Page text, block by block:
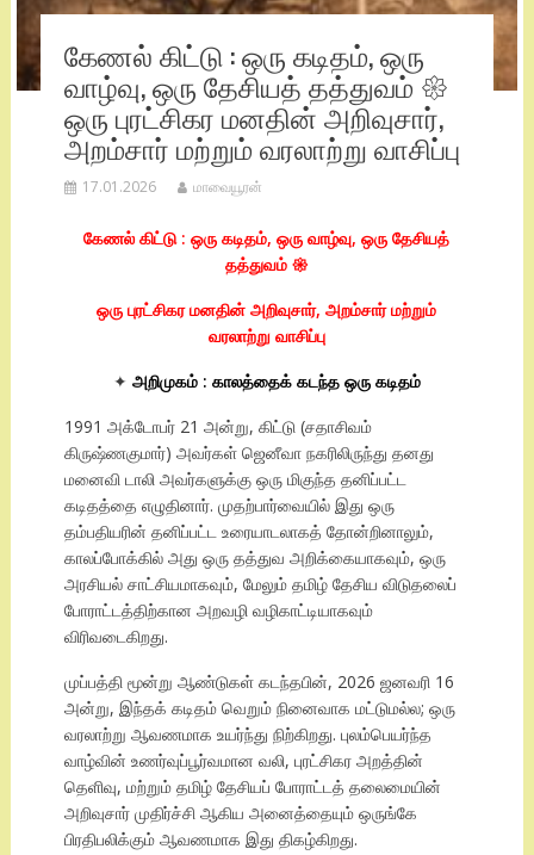
கேணல் கிட்டு : ஒரு கடிதம், ஒரு
வாழ்வு, ஒரு தேசியத் தத்துவம் 𑁍
ஒரு புரட்சிகர மனதின் அறிவுசார்,
அறம்சார் மற்றும் வரலாற்று வாசிப்பு
17.01.2026 மாவையூரன்
கேணல் கிட்டு : ஒரு கடிதம், ஒரு வாழ்வு, ஒரு தேசியத்
தத்துவம் 𑁍
ஒரு புரட்சிகர மனதின் அறிவுசார், அறம்சார் மற்றும்
வரலாற்று வாசிப்பு
✦ அறிமுகம் : காலத்தைக் கடந்த ஒரு கடிதம்
1991 அக்டோபர் 21 அன்று, கிட்டு (சதாசிவம்
கிருஷ்ணகுமார்) அவர்கள் ஜெனீவா நகரிலிருந்து தனது
மனைவி டாலி அவர்களுக்கு ஒரு மிகுந்த தனிப்பட்ட
கடிதத்தை எழுதினார். முதற்பார்வையில் இது ஒரு
தம்பதியரின் தனிப்பட்ட உரையாடலாகத் தோன்றினாலும்,
காலப்போக்கில் அது ஒரு தத்துவ அறிக்கையாகவும், ஒரு
அரசியல் சாட்சியமாகவும், மேலும் தமிழ் தேசிய விடுதலைப்
போராட்டத்திற்கான அறவழி வழிகாட்டியாகவும்
விரிவடைகிறது.
முப்பத்தி மூன்று ஆண்டுகள் கடந்தபின், 2026 ஜனவரி 16
அன்று, இந்தக் கடிதம் வெறும் நினைவாக மட்டுமல்ல; ஒரு
வரலாற்று ஆவணமாக உயர்ந்து நிற்கிறது. புலம்பெயர்ந்த
வாழ்வின் உணர்வுப்பூர்வமான வலி, புரட்சிகர அறத்தின்
தெளிவு, மற்றும் தமிழ் தேசியப் போராட்டத் தலைமையின்
அறிவுசார் முதிர்ச்சி ஆகிய அனைத்தையும் ஒருங்கே
பிரதிபலிக்கும் ஆவணமாக இது திகழ்கிறது.